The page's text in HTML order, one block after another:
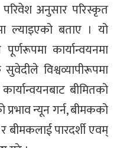
परिवेश अनुसार परिस्कृत
ल्याइएको बताए । यो
कार्यान्वयनमा
विश्वव्यापीरूपमा
बीमितको
प्रभाव न्यून गर्न, बीमकको
पारदर्शी एवम्